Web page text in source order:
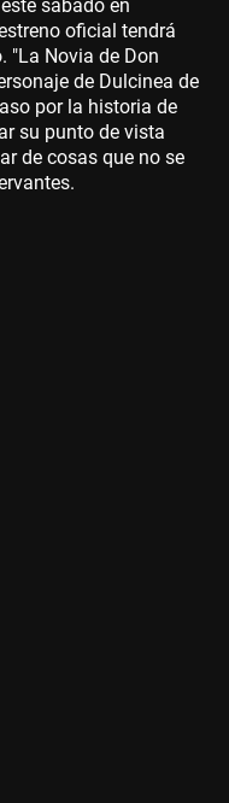
sábado en
oficial tendrá
"La Novia de Don
de Dulcinea de
por la historia de
su punto de vista
de cosas que no se